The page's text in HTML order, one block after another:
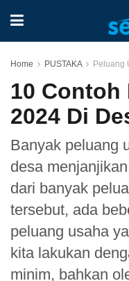
Home PUSTAKA Peluang
10 Contoh
2024 Di
Banyak peluang
desa
dari banyak
tersebut, ada
peluang usaha
kita lakukan
minim, bahkan